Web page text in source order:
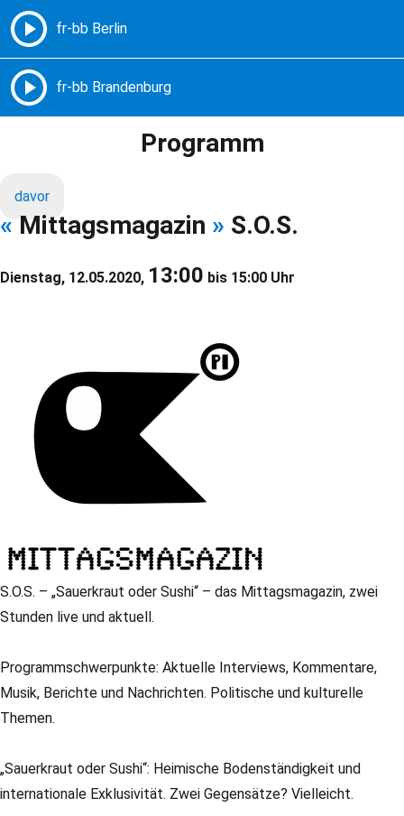
Freie Radios – Berlin Brandenburg
Programm
davor
« Mittagsmagazin » S.O.S.
Dienstag, 12.05.2020, 13:00 bis 15:00 Uhr
S.O.S. – „Sauerkraut oder Sushi“ – das Mittagsmagazin, zwei
Stunden live und aktuell.
Programmschwerpunkte: Aktuelle Interviews, Kommentare,
Musik, Berichte und Nachrichten. Politische und kulturelle
Themen.
„Sauerkraut oder Sushi“: Heimische Bodenständigkeit und
internationale Exklusivität. Zwei Gegensätze? Vielleicht.